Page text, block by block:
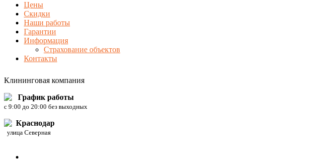
Цены
Скидки
Наши работы
Гарантии
Информация
Страхование объектов
Контакты
Клининговая компания
График работы
c 9:00 до 20:00 без выходных
Краснодар
улица Северная